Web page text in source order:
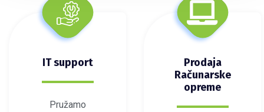
IT support
Pružamo
Prodaja
Računarske
opreme